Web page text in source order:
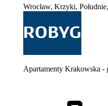
Wrocław, Krzyki,
Apartamenty Krakowska -